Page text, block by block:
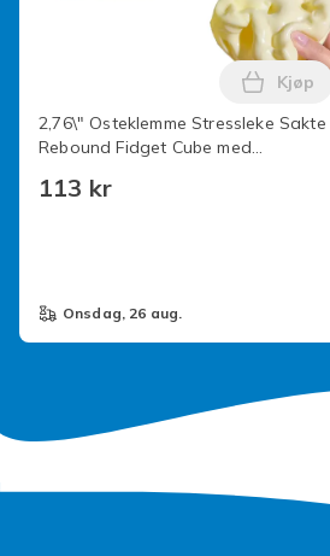
2,76\" Osteklemme Stressleke Sakte
Rebound Fidget Cube med
Sensorisk Klemmeleke for Voksne og
113 kr
Legg
Kjøp
onsdag, 26 aug.